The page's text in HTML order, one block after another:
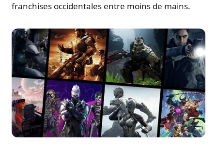
franchises occidentales entre moins de mains.